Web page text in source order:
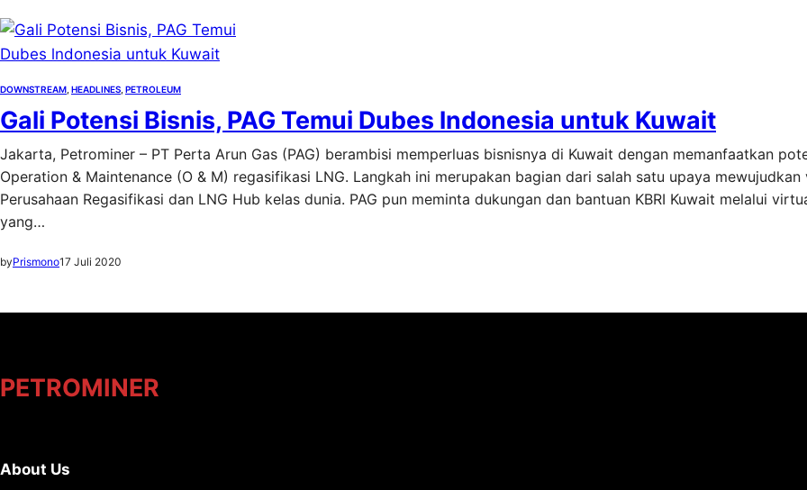
DOWNSTREAM HEADLINES PETROLEUM
Gali Potensi Bisnis, PAG Temui Dubes lndonesia untuk Kuwait
Jakarta, Petrominer – PT Perta Arun Gas (PAG) berambisi memperluas bisnisnya di Kuwait dengan memanfaatkan
Operation & Maintenance (O & M) regasifikasi LNG. Langkah ini merupakan bagian dari salah satu upaya mewujudkan
Perusahaan Regasifikasi dan LNG Hub kelas dunia. PAG pun meminta dukungan dan bantuan KBRI Kuwait melalui
yang…
byPrismono17 Juli 2020
PETROMINER
About Us